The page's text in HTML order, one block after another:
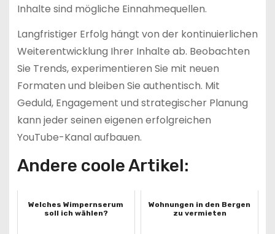
Inhalte sind mögliche Einnahmequellen.
Langfristiger Erfolg hängt von der kontinuierlichen
Weiterentwicklung Ihrer Inhalte ab. Beobachten
Sie Trends, experimentieren Sie mit neuen
Formaten und bleiben Sie authentisch. Mit
Geduld, Engagement und strategischer Planung
kann jeder seinen eigenen erfolgreichen
YouTube-Kanal aufbauen.
Andere coole Artikel:
Welches Wimpernserum
soll ich wählen?
Wohnungen in den Bergen
zu vermieten